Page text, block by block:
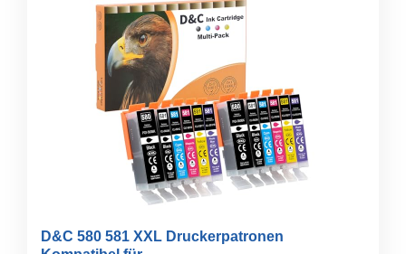
D&C 580 581 XXL Druckerpatronen